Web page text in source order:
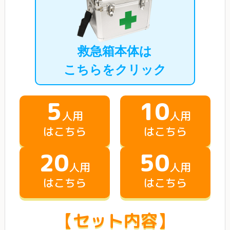
救急箱本体は
こちらをクリック
5人用
はこちら
10人用
はこちら
20人用
はこちら
50人用
はこちら
【セット内容】